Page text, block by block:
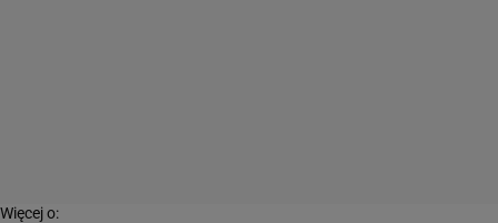
Więcej o: